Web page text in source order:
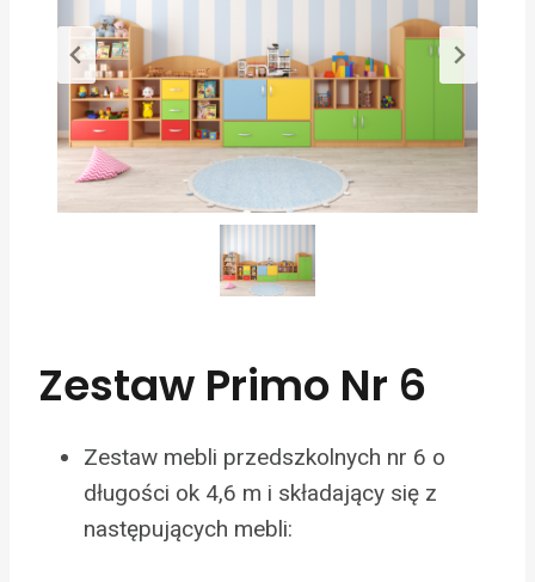
Zestaw Primo Nr 6
Zestaw mebli przedszkolnych nr 6 o
długości ok 4,6 m i składający się z
następujących mebli: